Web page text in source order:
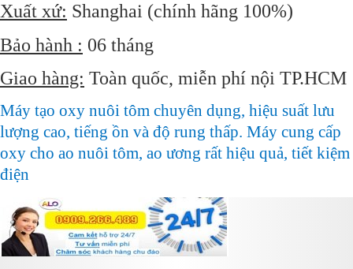
Xuất xứ: Shanghai (chính hãng 100%)
Bảo hành : 06 tháng
Giao hàng: Toàn quốc, miễn phí nội TP.HCM
Máy tạo oxy nuôi tôm chuyên dụng, hiệu suất lưu
lượng cao, tiếng ồn và độ rung thấp. Máy cung cấp
oxy cho ao nuôi tôm, ao ương rất hiệu quả, tiết kiệm
điện